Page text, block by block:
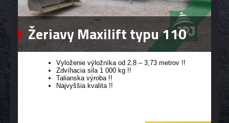
Žeriavy Maxilift typu 110
Vyloženie výložníka od 2,8 – 3,73 metrov !!
Zdvíhacia sila 1 000 kg !!
Talianska výroba !!
Najvyššia kvalita !!